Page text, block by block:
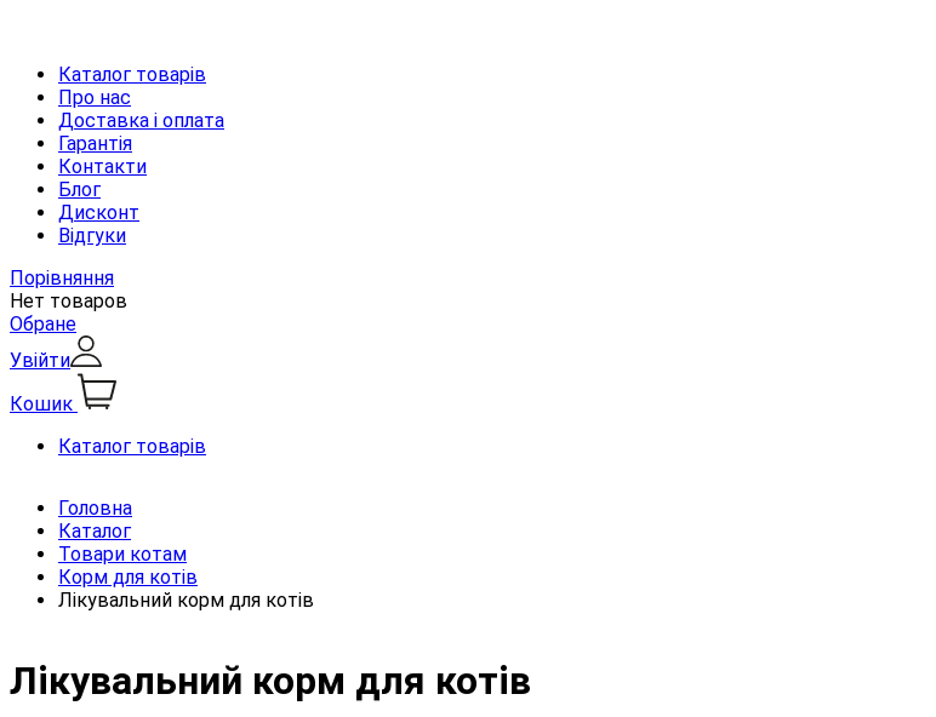
Каталог товарів
Про нас
Доставка і оплата
Гарантія
Контакти
Блог
Дисконт
Відгуки
Порівняння
Нет товаров
Обране
Увійти
Кошик
Каталог товарів
Головна
Каталог
Товари котам
Корм для котів
Лікувальний корм для котів
Лікувальний корм для котів